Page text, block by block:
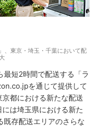
、東京・埼玉・千葉において配
最短2時間で配送する「ラ
を通じて提供して
都における新たな配送
は埼玉県における新た
既存配送エリアのさらな